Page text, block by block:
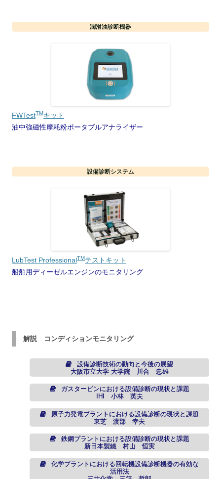
潤滑油診断機器
FWTestTMキット
油中強磁性摩耗粉ポータブルアナライザー
設備診断システム
LubTest ProfessionalTMテストキット
船舶用ディーゼルエンジンのモニタリング
解説 コンディションモニタリング
設備診断技術の動向と今後の展望
大阪市立大学 大学院 川合 忠雄
ガスタービンにおける設備診断の現状と課題
IHI 小林 英夫
原子力発電プラントにおける設備診断の現状と課題
東芝 渡部 幸夫
鉄鋼プラントにおける設備診断の現状と課題
新日本製鐵 村山 恒実
化学プラントにおける回転機設備診断機器の有効な
活用法